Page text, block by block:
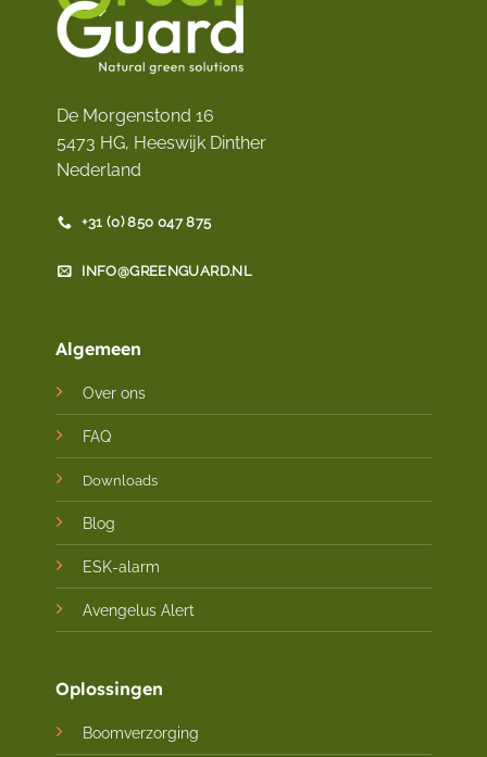
De Morgenstond 16
5473 HG, Heeswijk Dinther
Nederland
+31 (0) 850 047 875
INFO@GREENGUARD.NL
Algemeen
Over ons
FAQ
Downloads
Blog
ESK-alarm
Avengelus Alert
Oplossingen
Boomverzorging